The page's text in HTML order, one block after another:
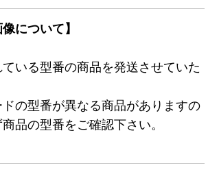
について】
いる型番の商品を発送させていた
の型番が異なる商品がありますの
品の型番をご確認下さい。